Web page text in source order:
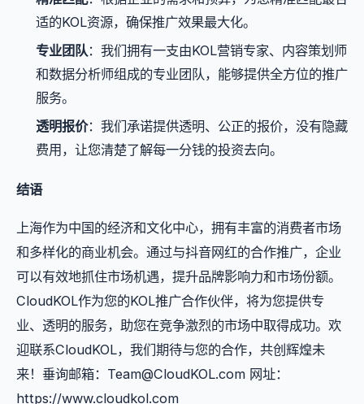
适的KOL资源，确保推广效果最大化。
专业团队 ：我们拥有一支由KOL营销专家、内容策划师
和数据分析师组成的专业团队，能够提供全方位的推广
服务。
透明报价：我们承诺提供透明、公正的报价，没有隐藏
费用，让您清楚了解每一分钱的投资去向。
结语
上海作为中国的经济和文化中心，拥有丰富的消费者市场
和多样化的商业机会。通过与抖音网红的合作推广，企业
可以有效地抓住市场机遇，提升品牌影响力和市场份额。
CloudKOL作为您的KOL推广合作伙伴，将为您提供专
业、透明的服务，助您在竞争激烈的市场中取得成功。欢
迎联系CloudKOL，我们期待与您的合作，共创辉煌未
来！垂询邮箱： Team@CloudKOL.com 网址：
https://www.cloudkol.com